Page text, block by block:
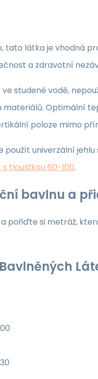
tato látka je vhodná
a zdravotní
studené vodě,
Optimální
poloze mimo
univerzální jehlu
s tloušťkou 60-100.
bavlnu a
pořiďte si metráž,